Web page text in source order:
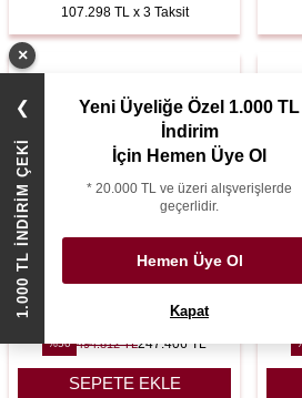
107.298 TL x 3 Taksit
2.50 Karat Pırlanta Yarımtur Su
Yolu Gerdanlık
%50 494.812TL247.406TL
SEPETE EKLE
×
❯
1.000 TL İNDİRİM ÇEKİ
Yeni Üyeliğe Özel 1.000 TL
İndirim
İçin Hemen Üye Ol
* 20.000 TL ve üzeri alışverişlerde
geçerlidir.
Hemen Üye Ol
Kapat